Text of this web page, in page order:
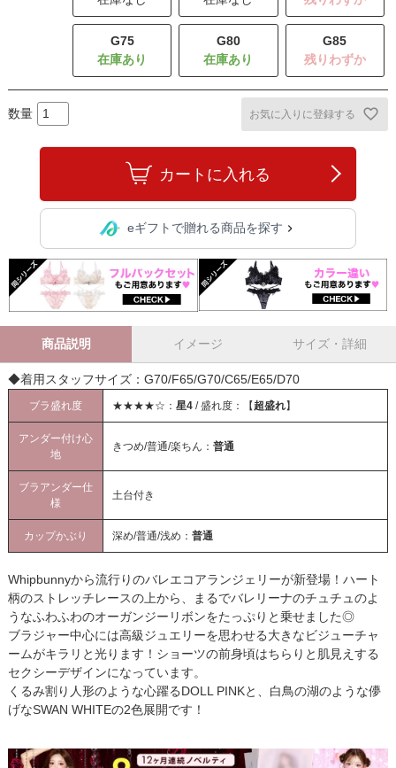
G75 G80
G85
残りわずか
お気に入りに登録する
カートに入れる
eギフトで贈れる商品を探す
商品説明 イメージ サイズ・詳細
◆着用スタッフサイズ：G70/F65/G70/C65/E65/D70
ブラ盛れ度 ★★★★☆： 星4/ 盛れ度：【超盛れ】
アンダー付け心
地
きつめ/普通/楽ちん： 普通
ブラアンダー仕
様
土台付き
カップかぶり 深め/普通/浅め： 普通
Whipbunnyから流行りのバレエコアランジェリーが新登場！ハート
柄のストレッチレースの上から、まるでバレリーナのチュチュのよ
うなふわふわのオーガンジーリボンをたっぷりと乗せました◎
ブラジャー中心には高級ジュエリーを思わせる大きなビジューチャ
ームがキラリと光ります！ショーツの前身頃はちらりと肌見えする
セクシーデザインになっています。
くるみ割り人形のような心躍るDOLL PINKと、白鳥の湖のような儚
げなSWAN WHITEの2色展開です！